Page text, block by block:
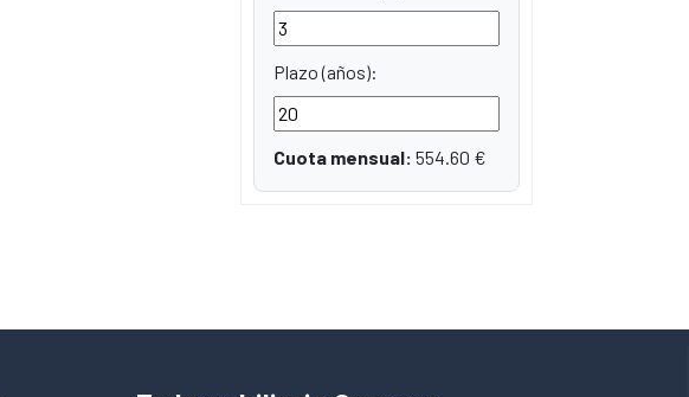
Plazo (años):
Cuota mensual: 554.60 €